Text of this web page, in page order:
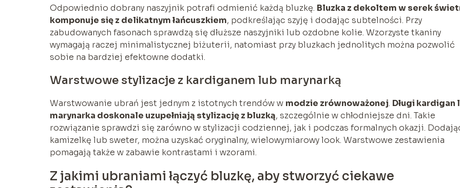
Odpowiednio dobrany naszyjnik potrafi odmienić każdą bluzkę. Bluzka z dekoltem w serek
komponuje się z delikatnym łańcuszkiem, podkreślając szyję i dodając subtelności. Przy
zabudowanych fasonach sprawdzą się dłuższe naszyjniki lub ozdobne kolie. Wzorzyste tkaniny
wymagają raczej minimalistycznej biżuterii, natomiast przy bluzkach jednolitych można pozwolić
sobie na bardziej efektowne dodatki.
Warstwowe stylizacje z kardiganem lub marynarką
Warstwowanie ubrań jest jednym z istotnych trendów w modzie zrównoważonej. Długi kardigan
marynarka doskonale uzupełniają stylizację z bluzką, szczególnie w chłodniejsze dni. Takie
rozwiązanie sprawdzi się zarówno w stylizacji codziennej, jak i podczas formalnych okazji.
kamizelkę lub sweter, można uzyskać oryginalny, wielowymiarowy look. Warstwowe zestawienia
pomagają także w zabawie kontrastami i wzorami.
Z jakimi ubraniami łączyć bluzkę, aby stworzyć ciekawe